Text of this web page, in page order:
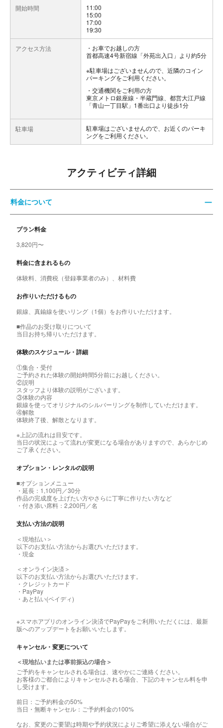
開始時間
11:00
15:00
17:00
19:30
アクセス方法
お車でお越しの方
首都高速4号新宿線「外苑出入口」より約5分
※駐車場はございませんので、近隣のコイン
パーキングをご利用ください。
交通機関をご利用の方
東京メトロ銀座線・半蔵門線、都営大江戸線
「青山一丁目駅」1番出口より徒歩1分
駐車場
駐車場はございませんので、お近くのパーキ
ングをご利用ください。
アクティビティ詳細
料金について
プラン料金
3,820円〜
料金に含まれるもの
体験料、消費税（登録事業者のみ）、材料費
お作りいただけるもの
銀線、真鍮線を使いリング（1個）をお作りいただけます。
■作品のお受け取りについて
当日お持ち帰りいただけます。
体験のスケジュール・詳細
①集合・受付
ご予約された体験の開始時間5分前にお越しください。
②説明
スタッフより体験の説明がございます。
③体験の内容
銀線を使ってオリジナルのシルバーリングを制作していただけます。
④解散
体験終了後、解散となります。
※上記の流れは目安です。
当日の状況によって流れが変更になる場合がありますので、あらかじめ
ご了承ください。
オプション・レンタルの説明
■オプションメニュー
・延長：1,100円／30分
作品の完成度を上げたい方やさらに丁寧に作りたい方など
・付き添い席料：2,200円／名
支払い方法の説明
＜現地払い＞
以下のお支払い方法からお選びいただけます。
・現金
＜オンライン決済＞
以下のお支払い方法からお選びいただけます。
・クレジットカード
・PayPay
・あと払い(ペイディ)
※スマホアプリのオンライン決済でPayPayをご利用いただくには、最新
版へのアップデートをお願いいたします。
キャンセル・変更について
＜現地払いまたは事前振込の場合＞
ご予約をキャンセルされる場合は、速やかにご連絡ください。
お客様のご都合によりキャンセルされる場合、下記のキャンセル料を申
し受けます。
前日：ご予約料金の50%
当日・無断キャンセル：ご予約料金の100%
なお、変更のご要望は時期や予約状況によりご希望に添えない場合がご